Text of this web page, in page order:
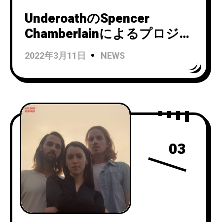
UnderoathのSpencer
Chamberlainによるプロジェ
クトslo/tideがデビューシン
グル「Neck High」をリリー
ス。ミュージックビデオを公
2022年3月11日 NEWS
03